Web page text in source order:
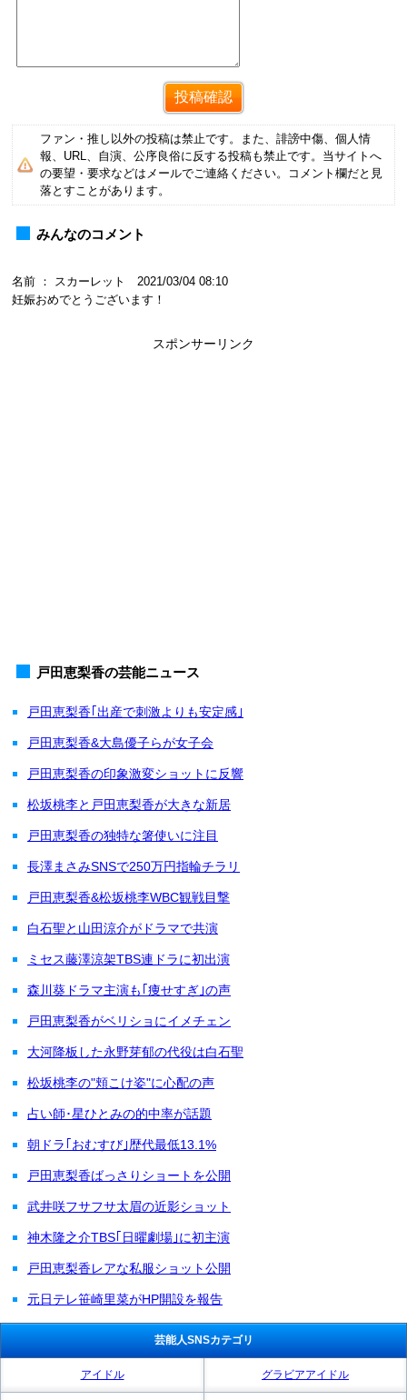
ファン・推し以外の投稿は禁止です。また、誹謗中傷、個人情
報、URL、自演、公序良俗に反する投稿も禁止です。当サイトへ
の要望・要求などはメールでご連絡ください。コメント欄だと見
落とすことがあります。
みんなのコメント
名前 ： スカーレット 2021/03/04 08:10
妊娠おめでとうございます！
スポンサーリンク
戸田恵梨香の芸能ニュース
戸田恵梨香｢出産で刺激よりも安定感｣
戸田恵梨香&大島優子らが女子会
戸田恵梨香の印象激変ショットに反響
松坂桃李と戸田恵梨香が大きな新居
戸田恵梨香の独特な箸使いに注目
長澤まさみSNSで250万円指輪チラリ
戸田恵梨香&松坂桃李WBC観戦目撃
白石聖と山田涼介がドラマで共演
ミセス藤澤涼架TBS連ドラに初出演
森川葵ドラマ主演も｢痩せすぎ｣の声
戸田恵梨香がベリショにイメチェン
大河降板した永野芽郁の代役は白石聖
松坂桃李の"頬こけ姿"に心配の声
占い師･星ひとみの的中率が話題
朝ドラ｢おむすび｣歴代最低13.1%
戸田恵梨香ばっさりショートを公開
武井咲フサフサ太眉の近影ショット
神木隆之介TBS｢日曜劇場｣に初主演
戸田恵梨香レアな私服ショット公開
元日テレ笹崎里菜がHP開設を報告
芸能人SNSカテゴリ
アイドル グラビアアイドル